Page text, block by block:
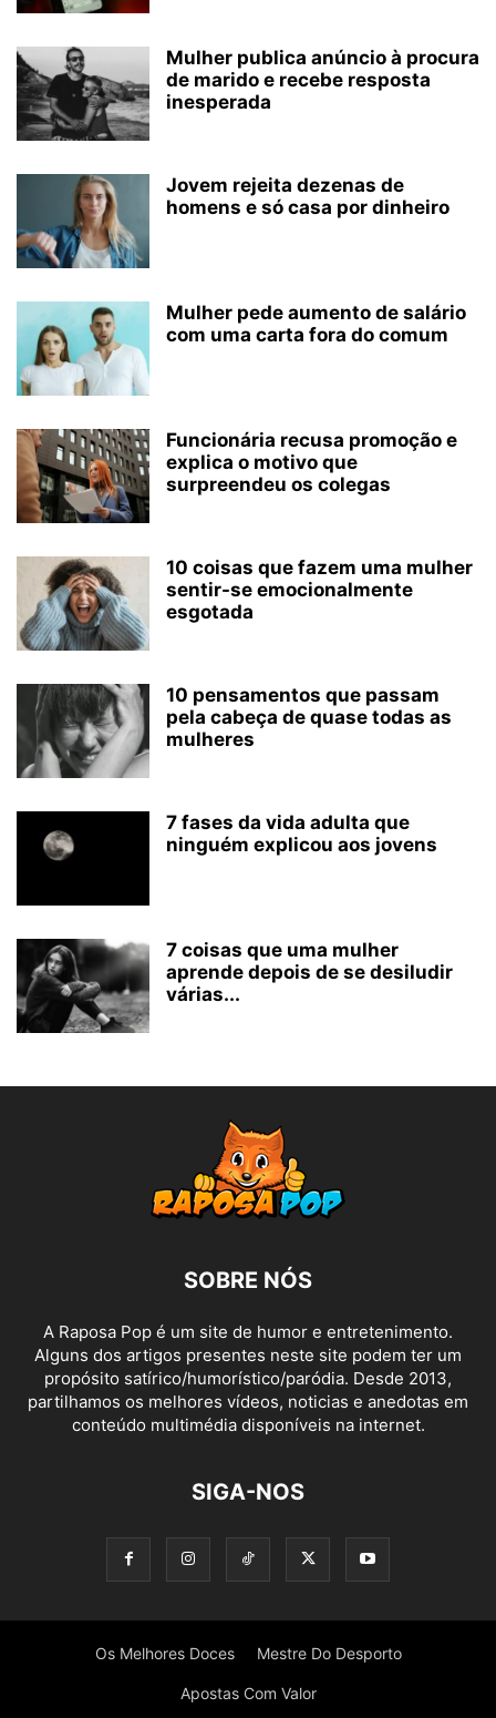
Mulher publica anúncio à procura
de marido e recebe resposta
inesperada
Jovem rejeita dezenas de
homens e só casa por dinheiro
Mulher pede aumento de salário
com uma carta fora do comum
Funcionária recusa promoção e
explica o motivo que
surpreendeu os colegas
10 coisas que fazem uma mulher
sentir-se emocionalmente
esgotada
10 pensamentos que passam
pela cabeça de quase todas as
mulheres
7 fases da vida adulta que
ninguém explicou aos jovens
7 coisas que uma mulher
aprende depois de se desiludir
várias...
SOBRE NÓS
A Raposa Pop é um site de humor e entretenimento.
Alguns dos artigos presentes neste site podem ter um
propósito satírico/humorístico/paródia. Desde 2013,
partilhamos os melhores vídeos, noticias e anedotas em
conteúdo multimédia disponíveis na internet.
SIGA-NOS
Os Melhores Doces Mestre Do Desporto
Apostas Com Valor